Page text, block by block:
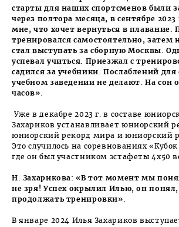
старты для наших спортсменов были
через полтора месяца, в сентябре
мне, что хочет вернуться в плавание.
тренировался самостоятельно, затем
стал выступать за сборную Моск­вы.
успевал учиться. Приезжал с
садился за учебники. Послаблений
учебном заведении не делают. На сон
часов».
Уже в декабре 2023 г. в составе
Захариков устанавливает юниорский
юниорский рекорд мира и юниорский
Это случилось на соревнованиях
где он был участником эстафеты 4х50
Н. Захарикова: «В тот момент мы
не зря! Успех окрылил Илью, он
продолжать тренировки».
В январе 2024 Илья Захариков